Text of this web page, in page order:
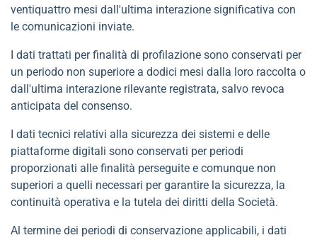
ventiquattro mesi dall'ultima interazione significativa con
le comunicazioni inviate.
I dati trattati per finalità di profilazione sono conservati per
un periodo non superiore a dodici mesi dalla loro raccolta o
dall'ultima interazione rilevante registrata, salvo revoca
anticipata del consenso.
I dati tecnici relativi alla sicurezza dei sistemi e delle
piattaforme digitali sono conservati per periodi
proporzionati alle finalità perseguite e comunque non
superiori a quelli necessari per garantire la sicurezza, la
continuità operativa e la tutela dei diritti della Società.
Al termine dei periodi di conservazione applicabili, i dati